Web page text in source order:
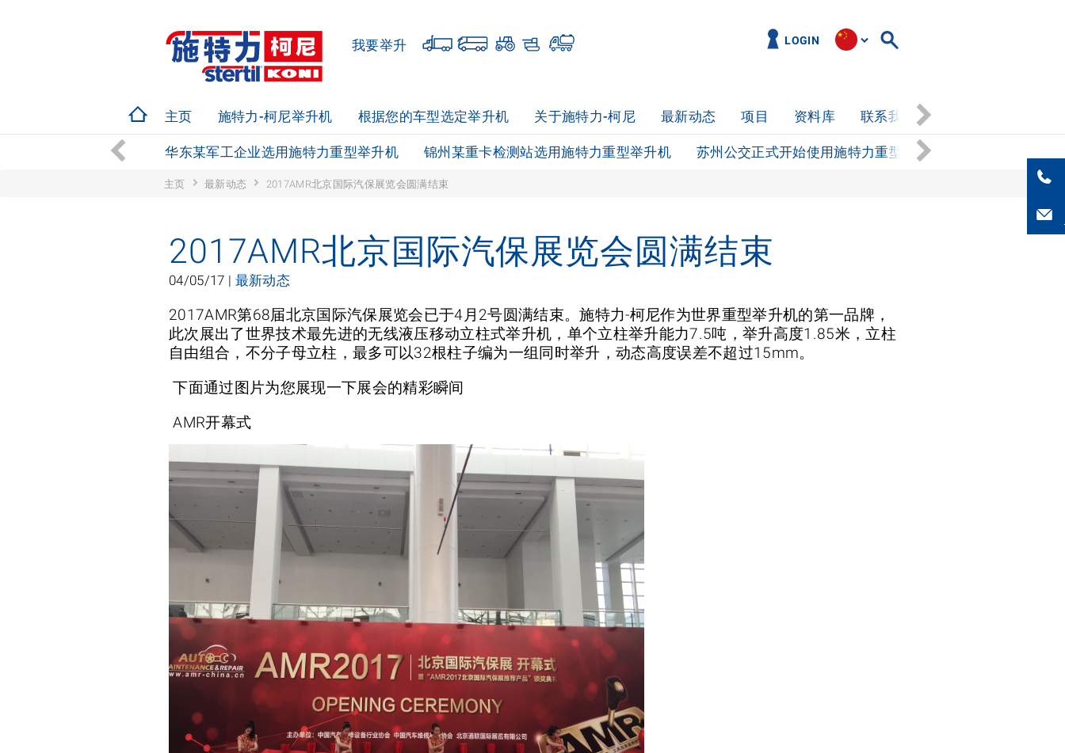
我要举升 LOGIN
主页 施特力-柯尼举升机 根据您的车型选定举升机 关于施特力-柯尼 最新动态 项目 资料库 联系我们
了装卸车和维修难题 华东某军工企业选用施特力重型举升机 锦州某重卡检测站选用施特力重型举升机 苏州公交正式开始使用施特力重型举升机
主页 最新动态 2017AMR北京国际汽保展览会圆满结束
2017AMR北京国际汽保展览会圆满结束
04/05/17 | 最新动态
2017AMR第68届北京国际汽保展览会已于4月2号圆满结束。施特力-柯尼作为世界重型举升机的第一品牌，
此次展出了世界技术最先进的无线液压移动立柱式举升机，单个立柱举升能力7.5吨，举升高度1.85米，立柱
自由组合，不分子母立柱，最多可以32根柱子编为一组同时举升，动态高度误差不超过15mm。
下面通过图片为您展现一下展会的精彩瞬间
AMR开幕式